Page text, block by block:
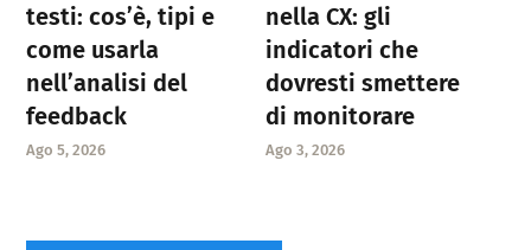
testi: cos’è, tipi e
come usarla
nell’analisi del
feedback
Ago 5, 2026
nella CX: gli
indicatori che
dovresti smettere
di monitorare
Ago 3, 2026